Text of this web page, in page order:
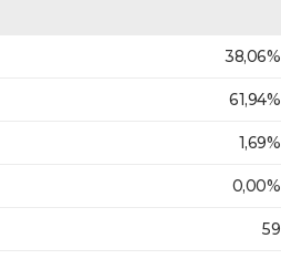
38,06%
61,94%
1,69%
0,00%
59